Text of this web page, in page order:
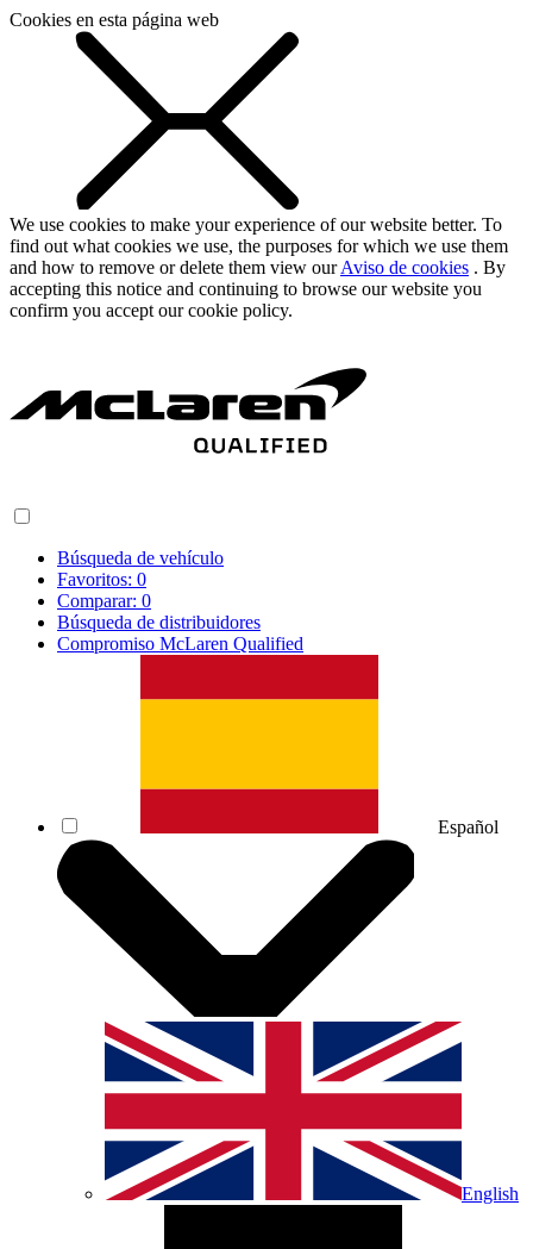
Cookies en esta página web
We use cookies to make your experience of our website better. To
find out what cookies we use, the purposes for which we use them
and how to remove or delete them view ourAviso de cookies . By
accepting this notice and continuing to browse our website you
confirm you accept our cookie policy.
Búsqueda de vehículo
Favoritos: 0
Comparar: 0
Búsqueda de distribuidores
Compromiso McLaren Qualified
Español
English